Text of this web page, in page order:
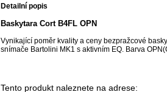
Detailní popis
Baskytara Cort B4FL OPN
Vynikající poměr kvality a ceny bezpražcové
snímače Bartolini MK1 s aktivním EQ. Barva
Tento produkt naleznete na adrese: